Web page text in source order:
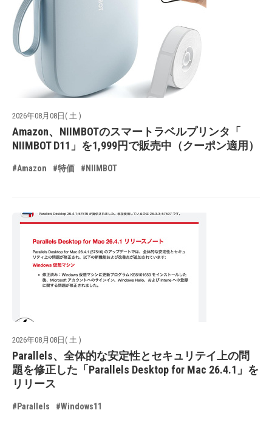
2026年08月08日( 土 )
Amazon、NIIMBOTのスマートラベルプリンタ「
NIIMBOT D11」を1,999円で販売中（クーポン適用）
#Amazon #特価 #NIIMBOT
2026年08月08日( 土 )
Parallels、全体的な安定性とセキュリテイ上の問
題を修正した「Parallels Desktop for Mac 26.4.1」を
リリース
#Parallels #Windows11